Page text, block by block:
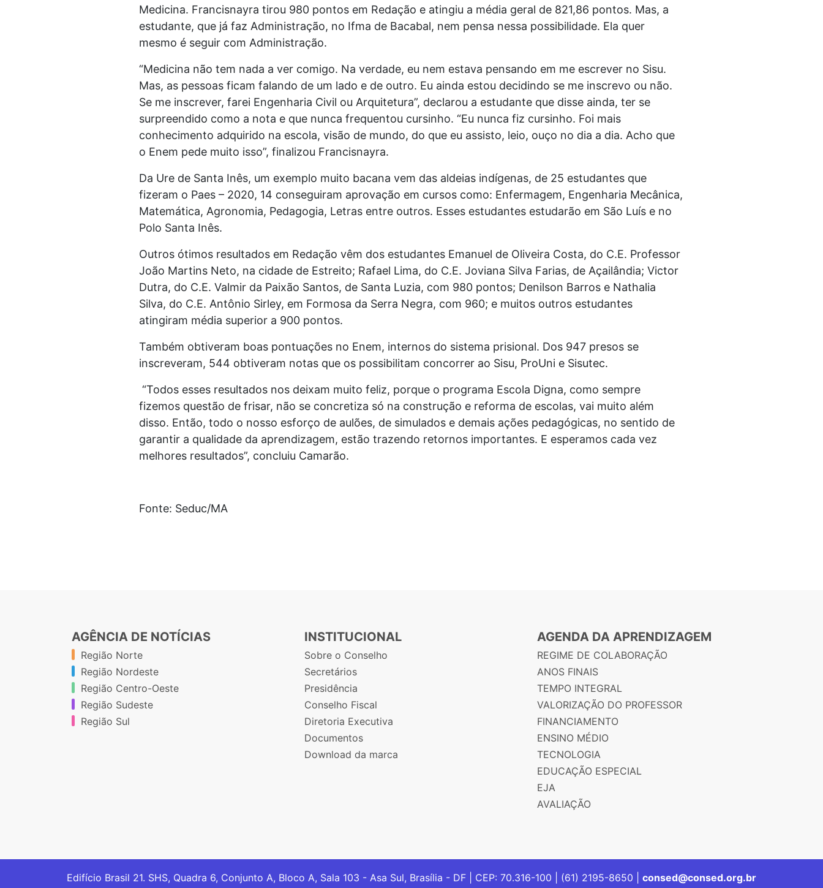
Medicina. Francisnayra tirou 980 pontos em Redação e atingiu a média geral de 821,86 pontos. Mas, a
estudante, que já faz Administração, no Ifma de Bacabal, nem pensa nessa possibilidade. Ela quer
mesmo é seguir com Administração.
“Medicina não tem nada a ver comigo. Na verdade, eu nem estava pensando em me escrever no Sisu.
Mas, as pessoas ficam falando de um lado e de outro. Eu ainda estou decidindo se me inscrevo ou não.
Se me inscrever, farei Engenharia Civil ou Arquitetura”, declarou a estudante que disse ainda, ter se
surpreendido como a nota e que nunca frequentou cursinho. “Eu nunca fiz cursinho. Foi mais
conhecimento adquirido na escola, visão de mundo, do que eu assisto, leio, ouço no dia a dia. Acho que
o Enem pede muito isso”, finalizou Francisnayra.
Da Ure de Santa Inês, um exemplo muito bacana vem das aldeias indígenas, de 25 estudantes que
fizeram o Paes – 2020, 14 conseguiram aprovação em cursos como: Enfermagem, Engenharia Mecânica,
Matemática, Agronomia, Pedagogia, Letras entre outros. Esses estudantes estudarão em São Luís e no
Polo Santa Inês.
Outros ótimos resultados em Redação vêm dos estudantes Emanuel de Oliveira Costa, do C.E. Professor
João Martins Neto, na cidade de Estreito; Rafael Lima, do C.E. Joviana Silva Farias, de Açailândia; Victor
Dutra, do C.E. Valmir da Paixão Santos, de Santa Luzia, com 980 pontos; Denilson Barros e Nathalia
Silva, do C.E. Antônio Sirley, em Formosa da Serra Negra, com 960; e muitos outros estudantes
atingiram média superior a 900 pontos.
Também obtiveram boas pontuações no Enem, internos do sistema prisional. Dos 947 presos se
inscreveram, 544 obtiveram notas que os possibilitam concorrer ao Sisu, ProUni e Sisutec.
“Todos esses resultados nos deixam muito feliz, porque o programa Escola Digna, como sempre
fizemos questão de frisar, não se concretiza só na construção e reforma de escolas, vai muito além
disso. Então, todo o nosso esforço de aulões, de simulados e demais ações pedagógicas, no sentido de
garantir a qualidade da aprendizagem, estão trazendo retornos importantes. E esperamos cada vez
melhores resultados”, concluiu Camarão.
Fonte: Seduc/MA
AGÊNCIA DE NOTÍCIAS
Região Norte
Região Nordeste
Região Centro-Oeste
Região Sudeste
Região Sul
INSTITUCIONAL
Sobre o Conselho
Secretários
Presidência
Conselho Fiscal
Diretoria Executiva
Documentos
Download da marca
AGENDA DA APRENDIZAGEM
REGIME DE COLABORAÇÃO
ANOS FINAIS
TEMPO INTEGRAL
VALORIZAÇÃO DO PROFESSOR
FINANCIAMENTO
ENSINO MÉDIO
TECNOLOGIA
EDUCAÇÃO ESPECIAL
EJA
AVALIAÇÃO
Edifício Brasil 21. SHS, Quadra 6, Conjunto A, Bloco A, Sala 103 - Asa Sul, Brasília - DF | CEP: 70.316-100 | (61) 2195-8650 | consed@consed.org.br